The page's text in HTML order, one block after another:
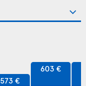
573 €
603 €